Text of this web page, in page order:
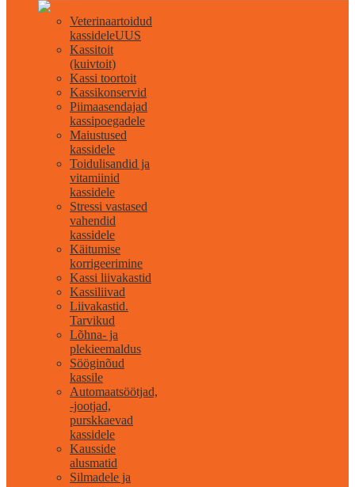
Veterinaartoidud
kassideleUUS
Kassitoit
(kuivtoit)
Kassi toortoit
Kassikonservid
Piimaasendajad
kassipoegadele
Maiustused
kassidele
Toidulisandid ja
vitamiinid
kassidele
Stressi vastased
vahendid
kassidele
Käitumise
korrigeerimine
Kassi liivakastid
Kassiliivad
Liivakastid.
Tarvikud
Lõhna- ja
plekieemaldus
Sööginõud
kassile
Automaatsöötjad,
-jootjad,
purskkaevad
kassidele
Kausside
alusmatid
Silmadele ja